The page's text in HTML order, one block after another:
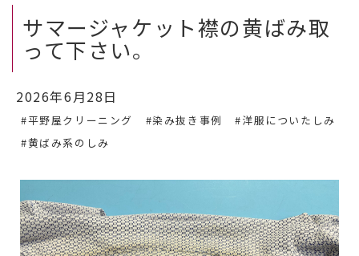
サマージャケット襟の黄ばみ取
って下さい。
2026年6月28日
#平野屋クリーニング #染み抜き事例
#洋服についたしみ
#黄ばみ系のしみ